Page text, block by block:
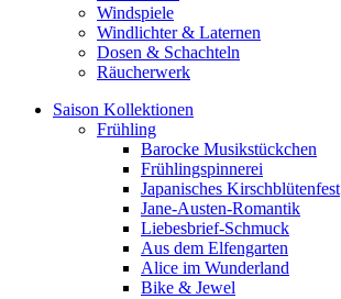
Windspiele
Windlichter & Laternen
Dosen & Schachteln
Räucherwerk
Saison Kollektionen
Frühling
Barocke Musikstückchen
Frühlingspinnerei
Japanisches Kirschblütenfest
Jane-Austen-Romantik
Liebesbrief-Schmuck
Aus dem Elfengarten
Alice im Wunderland
Bike & Jewel